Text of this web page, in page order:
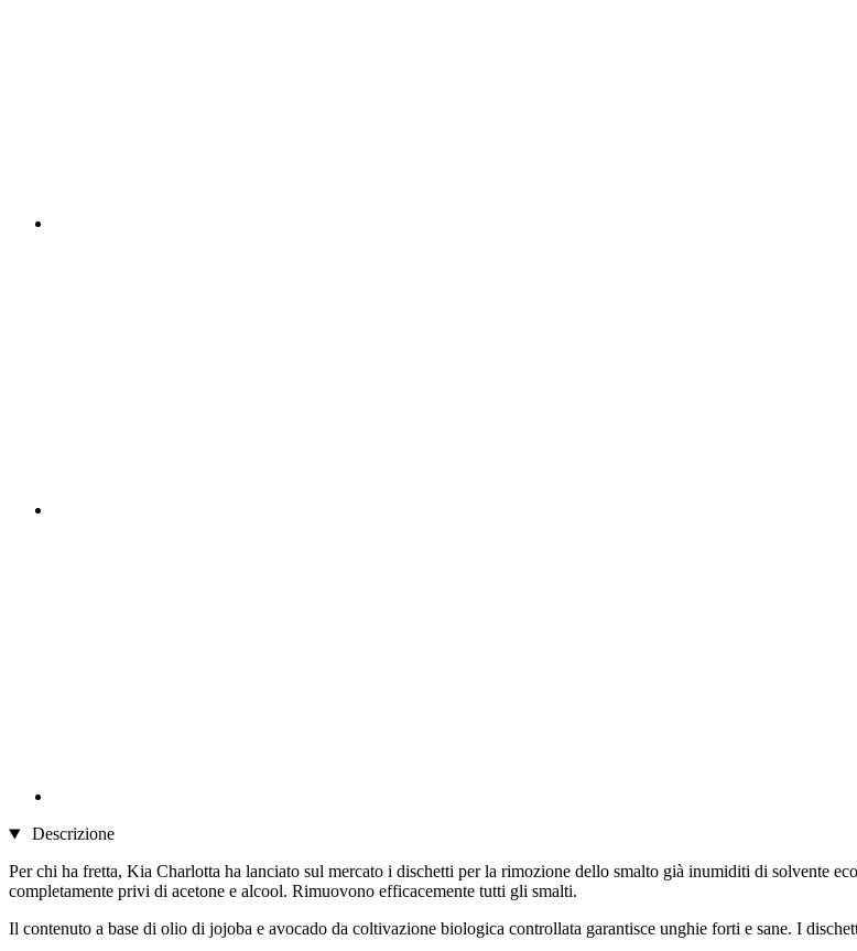
Descrizione
Per chi ha fretta, Kia Charlotta ha lanciato sul mercato i dischetti per la rimozione dello smalto già inumiditi di solvente
completamente privi di acetone e alcool. Rimuovono efficacemente tutti gli smalti.
Il contenuto a base di olio di jojoba e avocado da coltivazione biologica controllata garantisce unghie forti e sane. I